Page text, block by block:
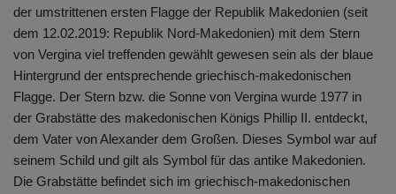
der umstrittenen ersten Flagge der Republik Makedonien (seit
dem 12.02.2019: Republik Nord-Makedonien) mit dem Stern
von Vergina viel treffenden gewählt gewesen sein als der blaue
Hintergrund der entsprechende griechisch-makedonischen
Flagge. Der Stern bzw. die Sonne von Vergina wurde 1977 in
der Grabstätte des makedonischen Königs Phillip II. entdeckt,
dem Vater von Alexander dem Großen. Dieses Symbol war auf
seinem Schild und gilt als Symbol für das antike Makedonien.
Die Grabstätte befindet sich im griechisch-makedonischen